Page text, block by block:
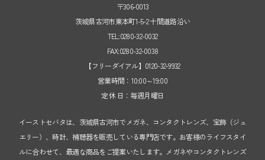
〒306-0013
茨城県古河市東本町1-5-2 十間道路沿い
TEL:0280-32-0032
FAX:0280-32-0038
【フリーダイアル】0120-32-9932
営業時間：10:00～19:00
定 休 日：毎週月曜日
イーストセバタは、茨城県古河市でメガネ、コンタクトレンズ、宝飾（ジュ
エリー）、時計、補聴器を販売している専門店です。お客様のライフスタイ
ルに合わせて、最適な商品をご提案いたします。メガネやコンタクトレンズ